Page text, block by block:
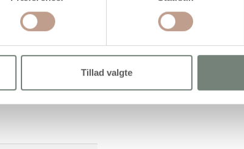
Tillad valgte
Læg i kurv
87,95 kr.
(109,94 kr. inkl. moms)
Læg i kurv